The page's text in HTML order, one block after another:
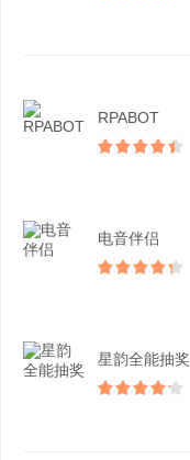
RPABOT
电音伴侣
星韵全能抽奖